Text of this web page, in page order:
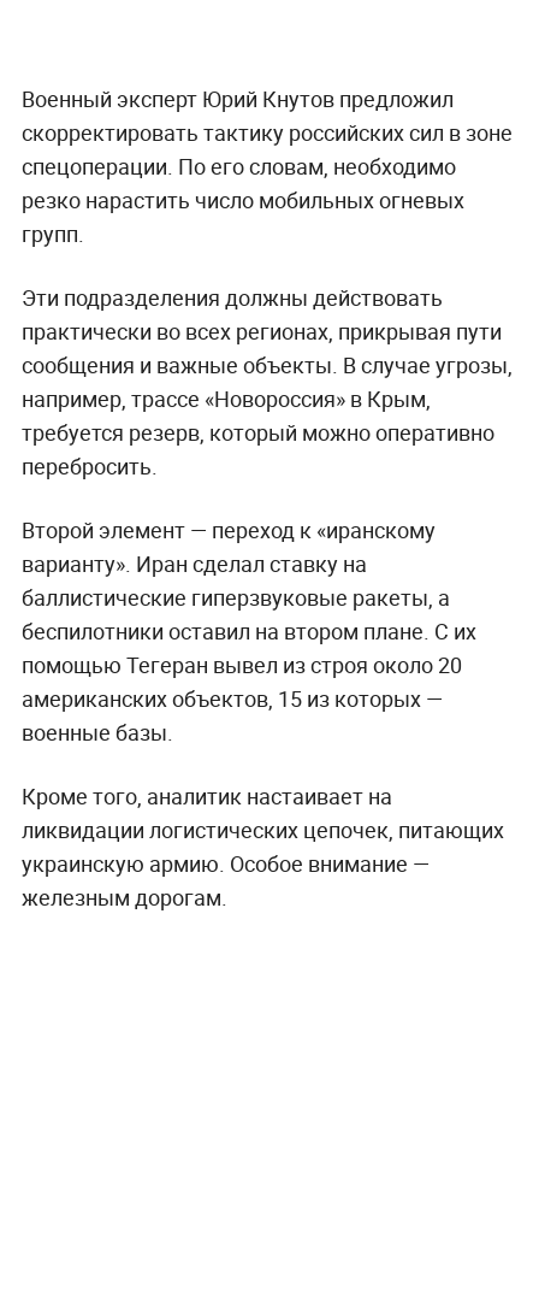
Военный эксперт Юрий Кнутов предложил
скорректировать тактику российских сил в зоне
спецоперации. По его словам, необходимо
резко нарастить число мобильных огневых
групп.
Эти подразделения должны действовать
практически во всех регионах, прикрывая пути
сообщения и важные объекты. В случае угрозы,
например, трассе «Новороссия» в Крым,
требуется резерв, который можно оперативно
перебросить.
Второй элемент — переход к «иранскому
варианту». Иран сделал ставку на
баллистические гиперзвуковые ракеты, а
беспилотники оставил на втором плане. С их
помощью Тегеран вывел из строя около 20
американских объектов, 15 из которых —
военные базы.
Кроме того, аналитик настаивает на
ликвидации логистических цепочек, питающих
украинскую армию. Особое внимание —
железным дорогам.